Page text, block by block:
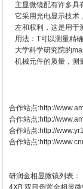
主显微镜配有许多具
它采用光电显示技术
左和权利，这是用于
用法：T可以测量精
大学科学研究院的
机械元件的质量，测
合作站点:http://
合作站点:http://
合作站点:http://
合作站点:http://
研润金相显微镜列表：
4XB 双目倒置金相显